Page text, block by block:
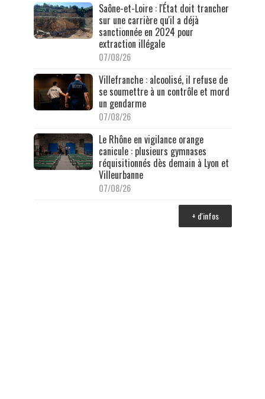
Saône-et-Loire : l'État doit trancher
sur une carrière qu'il a déjà
sanctionnée en 2024 pour
extraction illégale
07/08/26
Villefranche : alcoolisé, il refuse de
se soumettre à un contrôle et mord
un gendarme
07/08/26
Le Rhône en vigilance orange
canicule : plusieurs gymnases
réquisitionnés dès demain à Lyon et
Villeurbanne
07/08/26
+ d'infos